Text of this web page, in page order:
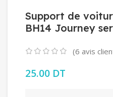
Support de
BH14 Journey
(6 avis
25.00 DT